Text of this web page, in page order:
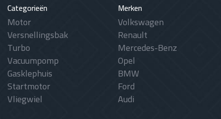
Categorieën
Motor
Versnellingsbak
Turbo
Vacuumpomp
Gasklephuis
Startmotor
Vliegwiel
Merken
Volkswagen
Renault
Mercedes-Benz
Opel
BMW
Ford
Audi